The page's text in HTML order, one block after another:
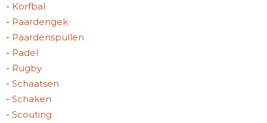
- Korfbal
- Paardengek
- Paardenspullen
- Padel
- Rugby
- Schaatsen
- Schaken
- Scouting